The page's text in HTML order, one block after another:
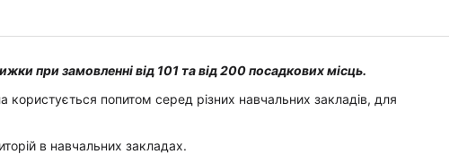
при замовленні від 101 та від 200 посадкових місць.
попитом серед різних навчальних закладів, для
в навчальних закладах.